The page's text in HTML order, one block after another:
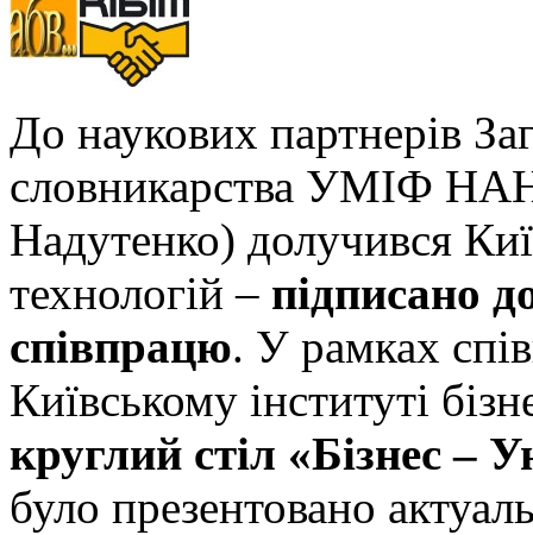
До наукових партнерів
словникарства УМІФ
Надутенко) долучився
технологій – підписано
співпрацю. У рамках
Київському інституті
круглий стіл «Бізнес –
було презентовано